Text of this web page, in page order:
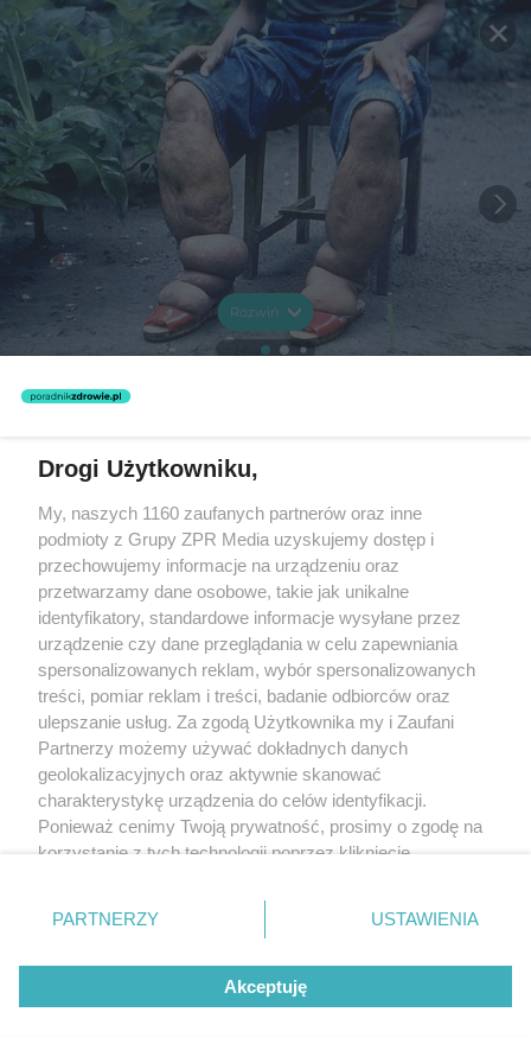
Rozwiń
Drogi Użytkowniku,
My, naszych 1160 zaufanych partnerów oraz inne
podmioty z Grupy ZPR Media uzyskujemy dostęp i
przechowujemy informacje na urządzeniu oraz
przetwarzamy dane osobowe, takie jak unikalne
identyfikatory, standardowe informacje wysyłane przez
urządzenie czy dane przeglądania w celu zapewniania
spersonalizowanych reklam, wybór spersonalizowanych
treści, pomiar reklam i treści, badanie odbiorców oraz
ulepszanie usług. Za zgodą Użytkownika my i Zaufani
Partnerzy możemy używać dokładnych danych
geolokalizacyjnych oraz aktywnie skanować
charakterystykę urządzenia do celów identyfikacji.
Ponieważ cenimy Twoją prywatność, prosimy o zgodę na
korzystanie z tych technologii poprzez kliknięcie
zmienić/wycofać klikając przycisk ustawień prywatności
znajdujący się w lewym dolnym rogu strony
rodzaje przetwarzania danych nie wymagają zgody
użytkownika, ale masz prawo sprzeciwić się takiemu
przetwarzaniu. Preferencje będą miały zastosowanie tylko
PARTNERZY USTAWIENIA
Akceptuję